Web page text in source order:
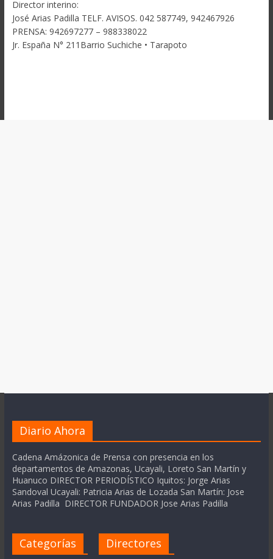
Director interino:
José Arias Padilla TELF. AVISOS. 042 587749, 942467926
PRENSA: 942697277 – 988338022
Jr. España N° 211Barrio Suchiche • Tarapoto
Diario Ahora
Cadena Amázonica de Prensa con presencia en los
departamentos de Amazonas, Ucayali, Loreto San Martín y
Huanuco DIRECTOR PERIODÍSTICO Iquitos: Jorge Arias
Sandoval Ucayali: Patricia Arias de Lozada San Martín: Jose
Arias Padilla DIRECTOR FUNDADOR Jose Arias Padilla
Categorías Directores